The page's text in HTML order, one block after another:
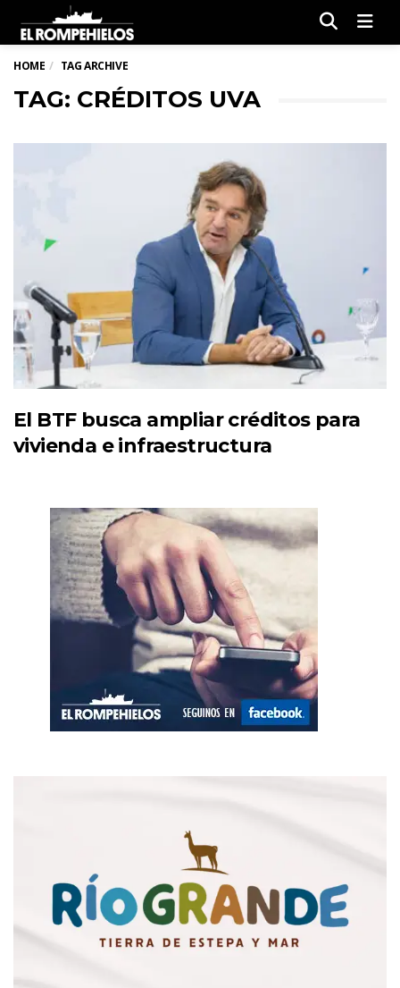
HOME TAG ARCHIVE
TAG: CRÉDITOS UVA
El BTF busca ampliar créditos para
vivienda e infraestructura